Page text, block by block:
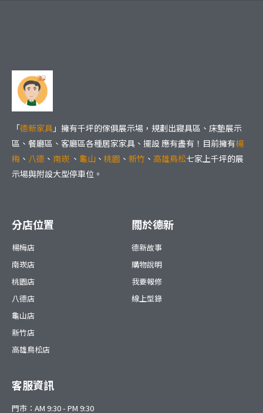
「德新家具 」擁有千坪的傢俱展示場，規劃出寢具區、床墊展示
區、餐廳區、客廳區各種居家家具、擺設 應有盡有！目前擁有楊
梅 、 八德 、 南崁 、 龜山 、 桃園 、 新竹 、 高雄鳥松七家上千坪的展
示場與附設大型停車位。
分店位置
楊梅店
南崁店
桃園店
八德店
龜山店
新竹店
高雄鳥松店
關於德新
德新故事
購物說明
我要報修
線上型錄
客服資訊
門市：AM 9:30 - PM 9:30